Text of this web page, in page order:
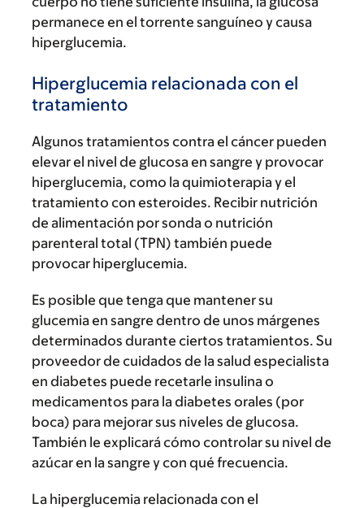
permanece en el torrente sanguíneo y causa
hiperglucemia.
Hiperglucemia relacionada con el
tratamiento
Algunos tratamientos contra el cáncer pueden
elevar el nivel de glucosa en sangre y provocar
hiperglucemia, como la quimioterapia y el
tratamiento con esteroides. Recibir nutrición
de alimentación por sonda o nutrición
parenteral total (TPN) también puede
provocar hiperglucemia.
Es posible que tenga que mantener su
glucemia en sangre dentro de unos márgenes
determinados durante ciertos tratamientos. Su
proveedor de cuidados de la salud especialista
en diabetes puede recetarle insulina o
medicamentos para la diabetes orales (por
boca) para mejorar sus niveles de glucosa.
También le explicará cómo controlar su nivel de
azúcar en la sangre y con qué frecuencia.
La hiperglucemia relacionada con el